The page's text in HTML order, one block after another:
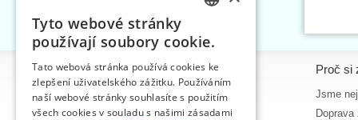
Informace
Úvodní strana
Kontakt
Proč si
Jsme
ENGLISH
GERMAN
Tyto webové stránky
používají soubory cookie.
Tato webová stránka používá cookies ke
zlepšení uživatelského zážitku. Používáním
naší webové stránky souhlasíte s použitím
všech cookies v souladu s našimi zásadami